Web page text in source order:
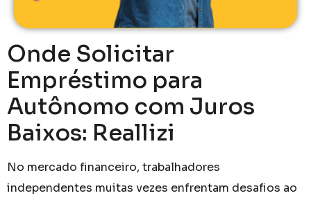
Onde Solicitar
Empréstimo para
Autônomo com Juros
Baixos: Reallizi
No mercado financeiro, trabalhadores
independentes muitas vezes enfrentam desafios ao